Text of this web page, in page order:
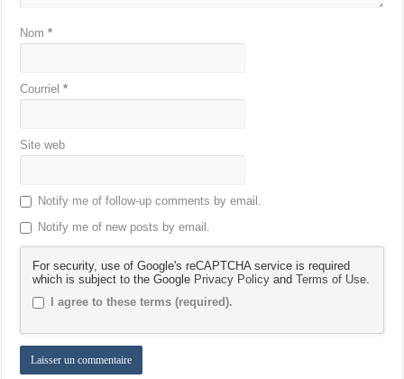
Nom*
Courriel*
Site web
Notify me of follow-up comments by email.
Notify me of new posts by email.
For security, use of Google's reCAPTCHA service is required
which is subject to the Google Privacy Policy andTerms of Use
I agree to these terms (required).